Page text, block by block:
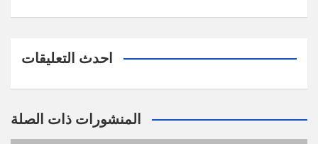
احدث التعليقات
المنشورات ذات الصلة